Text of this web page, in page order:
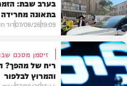
בארץ
בערב שבת: הזמר
בתאונה מחרידה
19:09
07/08/26דוד
זיסמן מסכם
ריח של מהפך?
והמרוץ לבלפור